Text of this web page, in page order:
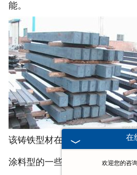
能。
该铸铁型材在进行加工的时候，
涂料型的一些比较传统的造型材
在
欢迎您的咨